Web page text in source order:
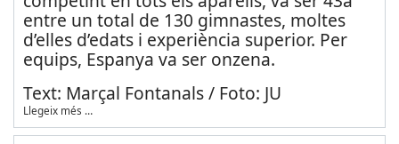
entre un total de 130 gimnastes, moltes
d’elles d’edats i experiència superior. Per
equips, Espanya va ser onzena.
Text: Marçal Fontanals / Foto: JU
Llegeix més …